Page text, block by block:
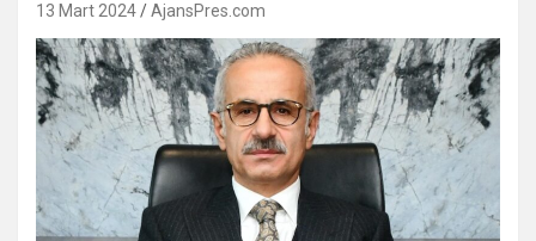
13 Mart 2024 AjansPres.com